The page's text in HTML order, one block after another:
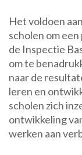
Het voldoen
scholen om
de Inspectie
om te
naar de
leren en
scholen zich
ontwikkeling
werken aan